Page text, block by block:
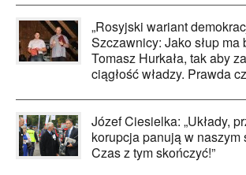
„Rosyjski wariant
Szczawnicy: Jako słup
Tomasz Hurkała, tak aby
ciągłość władzy. Prawda
Józef Ciesielka: „Układy,
korupcja panują w naszym
Czas z tym skończyć!”